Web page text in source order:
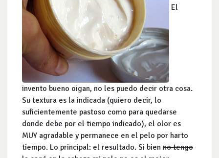
El
invento bueno oigan, no les puedo decir otra cosa.
Su textura es la indicada (quiero decir, lo
suficientemente pastoso como para quedarse
donde debe por el tiempo indicado), el olor es
MUY agradable y permanece en el pelo por harto
tiempo. Lo principal: el resultado. Si bien no tengo